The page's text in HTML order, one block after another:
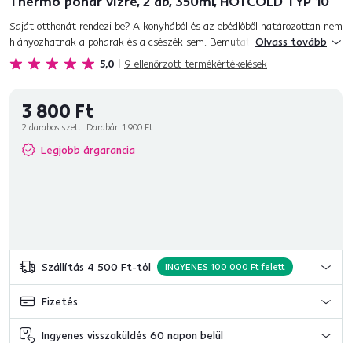
5,0 9 ellenőrzött termékértékelések
Saját otthonát rendezi be? A konyhából és az ebédlőből határozottan nem
hiányozhatnak a poharak és a csészék sem. Bemutatjuk Önnek
újdonságainkat - termopoharak és termo csészék. Kíváncsi, h...
Olvass tovább
3 800 Ft
2 darabos szett. Darabár: 1 900 Ft.
Legjobb árgarancia
Szállítás 4 500 Ft-tól INGYENES 100 000 Ft felett
Fizetés
Ingyenes visszaküldés 60 napon belül